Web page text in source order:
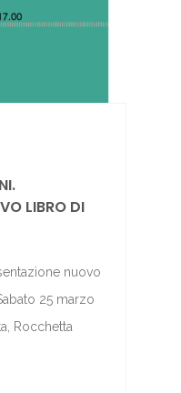
LIBRO DI
nuovo
25 marzo
Rocchetta